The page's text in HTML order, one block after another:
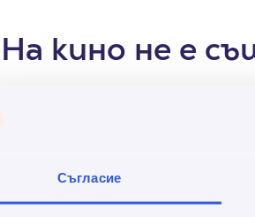
Съгласие
На кино не е
приятелка, майка, леля… А
кино...